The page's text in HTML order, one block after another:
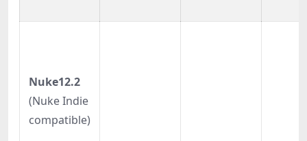
Nuke12.2
(Nuke Indie
compatible)